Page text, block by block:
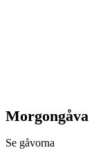
Morgongåva
Se gåvorna